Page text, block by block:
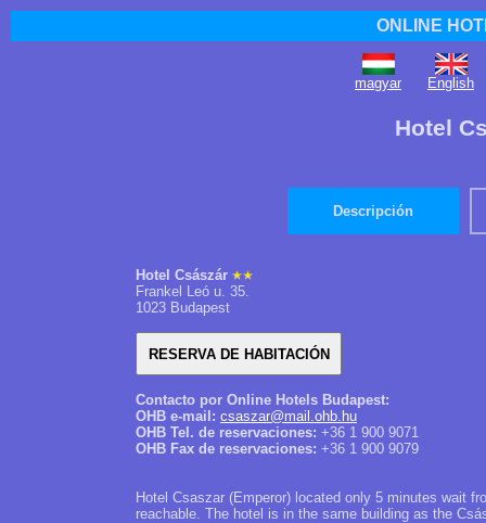
ONLINE
magyar English
Hotel
Descripción
Hotel Császár
Frankel Leó u. 35.
1023 Budapest
Contacto por Online Hotels Budapest:
OHB e-mail: csaszar@mail.ohb.hu
OHB Tel. de reservaciones: +36 1 900 9071
OHB Fax de reservaciones: +36 1 900 9079
Hotel Csaszar (Emperor) located only 5 minutes wait
reachable. The hotel is in the same building as the